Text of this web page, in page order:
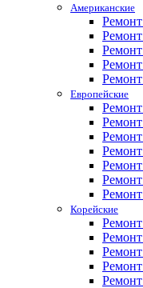
Американские
Европейские
Корейские